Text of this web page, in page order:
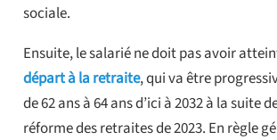
sociale.
Ensuite, le salarié ne doit pas avoir
départ à la retraite, qui va être
de 62 ans à 64 ans d’ici à 2032 à la suite
réforme des retraites de 2023. En règle